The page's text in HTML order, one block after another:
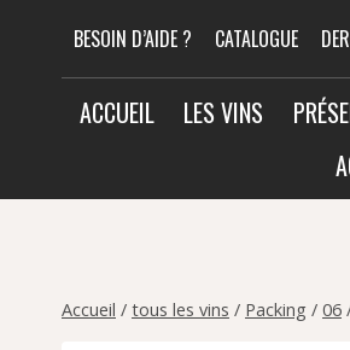
contenu
BESOIN D’AIDE ? CATALOGUE
ACCUEIL LES VINS
Accueil / tous les vins / Packing / 06